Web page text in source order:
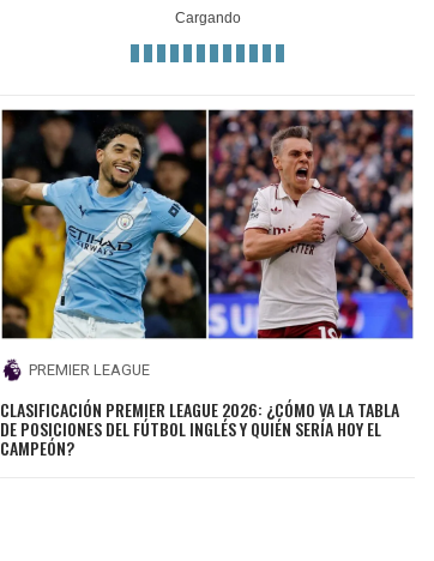
PREMIER LEAGUE
CLASIFICACIÓN PREMIER LEAGUE 2026: ¿CÓMO VA LA TABLA
DE POSICIONES DEL FÚTBOL INGLÉS Y QUIÉN SERÍA HOY EL
CAMPEÓN?